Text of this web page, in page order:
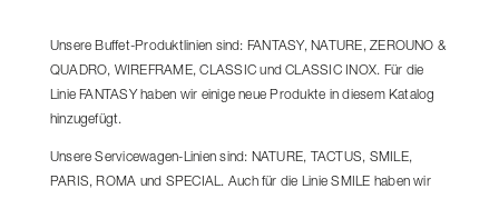
Unsere Buffet-Produktlinien sind: FANTASY, NATURE, ZEROUNO &
QUADRO, WIREFRAME, CLASSIC und CLASSIC INOX. Für die
Linie FANTASY haben wir einige neue Produkte in diesem Katalog
hinzugefügt.
Unsere Servicewagen-Linien sind: NATURE, TACTUS, SMILE,
PARIS, ROMA und SPECIAL. Auch für die Linie SMILE haben wir